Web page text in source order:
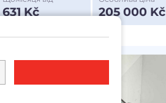
631 Kč 205 000 Kč